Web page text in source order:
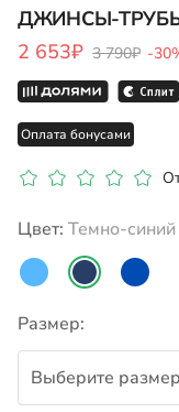
ДЖИНСЫ-
2 653₽ 3 790₽ -
Оплата бонусами
Цвет: темно-синий
Размер:
Выберите размер